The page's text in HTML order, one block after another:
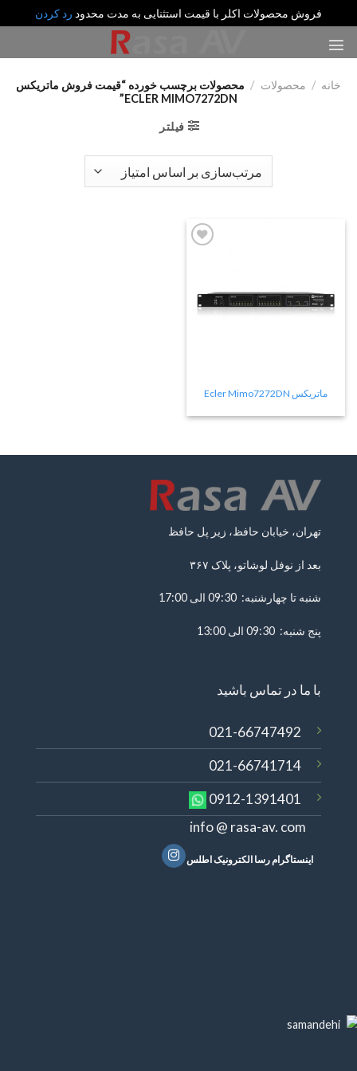
فروش محصولات اکلر با قیمت استثنایی به مدت محدود رد کردن
خانه / محصولات / محصولات برچسب خورده “قیمت فروش ماتریکس
ECLER MIMO7272DN”
فیلتر
ماتریکس Ecler Mimo7272DN
تهران، خیابان حافظ، زیر پل حافظ
بعد از نوفل لوشاتو، پلاک ۳۶۷
شنبه تا چهارشنبه: 09:30 الی 17:00
پنج شنبه: 09:30 الی 13:00
با ما در تماس باشید
021-66747492
021-66741714
0912-1391401
info @ rasa-av. com
اینستاگرام رسا الکترونیک اطلس